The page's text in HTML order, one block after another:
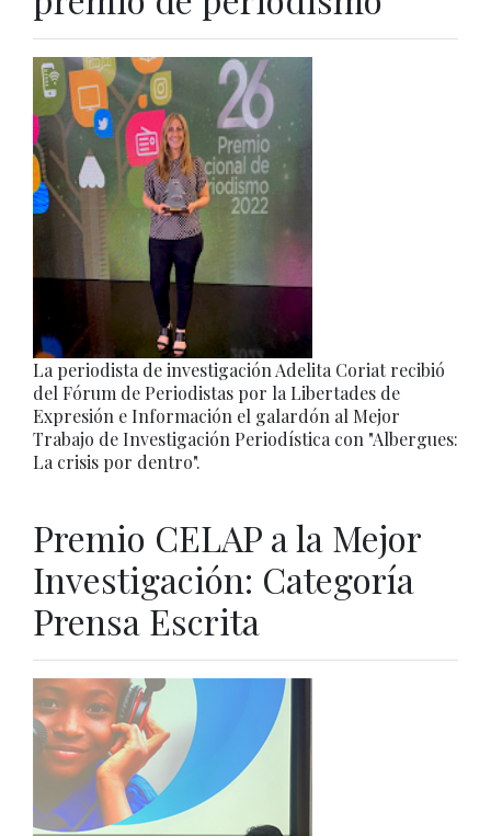
La periodista de investigación Adelita Coriat recibió
del Fórum de Periodistas por la Libertades de
Expresión e Información el galardón al Mejor
Trabajo de Investigación Periodística con "Albergues:
La crisis por dentro".
Premio CELAP a la Mejor
Investigación: Categoría
Prensa Escrita